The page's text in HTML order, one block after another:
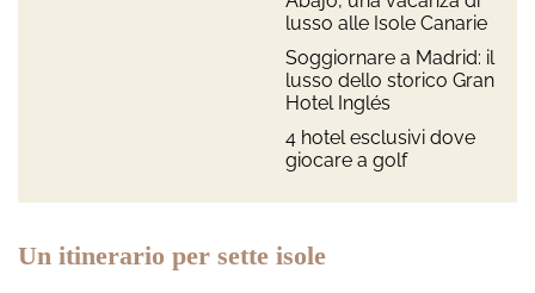
lusso alle Isole Canarie
Soggiornare a Madrid: il
lusso dello storico Gran
Hotel Inglés
4 hotel esclusivi dove
giocare a golf
Un itinerario per sette isole